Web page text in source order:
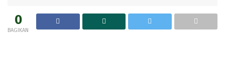
0
BAGIKAN